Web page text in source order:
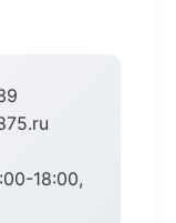
18:00,